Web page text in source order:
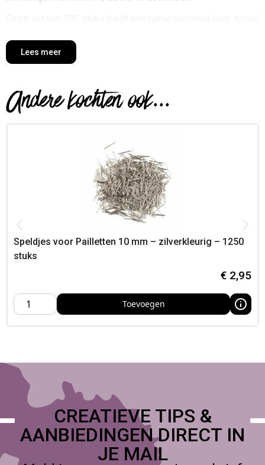
kostuumontwerp en creatieve toepassingen.
Wat zijn veiligheidsspelden?
Veiligheidsspelden zijn metalen spelden met een
beschermde sluiting, waardoor de punt veilig is afgedekt
tijdens gebruik. Dit maakt ze geschikt voor gebruik op textiel
maakt deze spelden bijzonder
geschikt voor fijn werk en kleinere bevestigingen.
Toepassingen en mogelijkheden
Deze veiligheidsspelden zijn breed inzetbaar voor zowel
praktische als creatieve toepassingen.
Veelgebruikte toepassingen zijn:
• gebruik bij naaiprojecten en handwerken
• tijdelijke fixatie bij kostuums en cosplay
• decoratieve toepassingen en DIY-projecten
veiligheidsspelden
Deze spelden combineren functionaliteit met gebruiksgemak
en zijn geschikt voor uiteenlopende toepassingen.
Belangrijke eigenschappen:
• kleur: zilver
Lees meer
Andere kochten ook...
Speldjes voor Pailletten 10 mm – zilverkleurig – 1250
stuks
€ 2,95
Toevoegen
CREATIEVE TIPS &
AANBIEDINGEN DIRECT IN
JE MAIL